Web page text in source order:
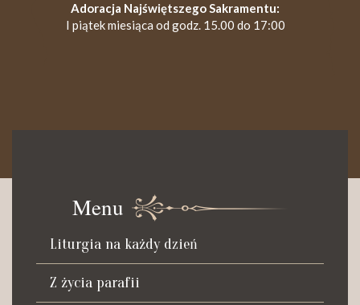
Adoracja Najświętszego Sakramentu:
I piątek miesiąca od godz. 15.00 do 17:00
Czynna od poniedziałku do soboty do godz. 8.30 oraz po Mszy
św. wieczornej do godz. 18.00.
Telefon dyżurny: +48 665 034 305
Zwiedzanie kościoła i ekspozycji muzealnej:
kustosz-przewodnik
Roman Postek + 48 667 684 406
Menu
Liturgia na każdy dzień
Z życia parafii